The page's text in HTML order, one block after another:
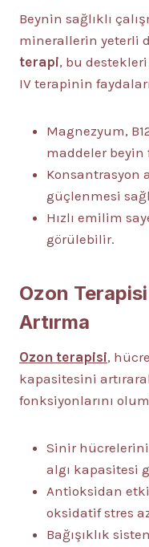
Beynin sağlıklı
minerallerin yeterli
terapi, bu
IV terapinin
Magnezyum,
maddeler beyin
Konsantrasyon
güçlenmesi
Hızlı emilim
görülebilir.
Ozon Terapisi
Artırma
Ozon terapisi,
kapasitesini
fonksiyonlarını
Sinir
algı kapasitesi
Antioksidan
oksidatif stres
Bağışıklık